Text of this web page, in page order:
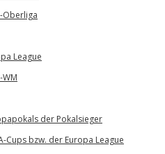
Oberliga
League
der Pokalsieger
Cups bzw. der Europa League